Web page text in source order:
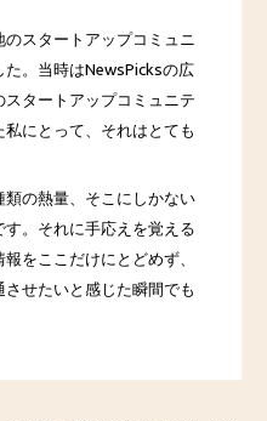
のスタートアップコミュニ
。当時はNewsPicksの広
タートアップコミュニテ
にとって、それはとても
の熱量、そこにしかない
。それに手応えを覚える
をここだけにとどめず、
せたいと感じた瞬間でも